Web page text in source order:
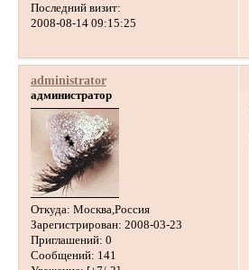
Последний визит:
2008-08-14 09:15:25
administrator
администратор
Откуда: Москва,Россия
Зарегистрирован: 2008-03-23
Приглашений: 0
Сообщений: 141